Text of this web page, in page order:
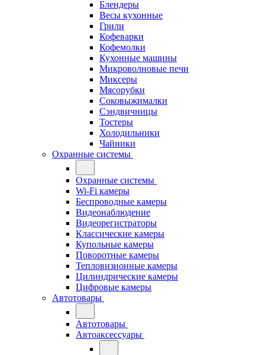
Блендеры
Весы кухонные
Грили
Кофеварки
Кофемолки
Кухонные машины
Микроволновые печи
Миксеры
Мясорубки
Соковыжималки
Сэндвичницы
Тостеры
Холодильники
Чайники
Охранные системы
Охранные системы
Wi-Fi камеры
Беспроводные камеры
Видеонаблюдение
Видеорегистраторы
Классические камеры
Купольные камеры
Поворотные камеры
Тепловизионные камеры
Цилиндрические камеры
Цифровые камеры
Автотовары
Автотовары
Автоаксессуары